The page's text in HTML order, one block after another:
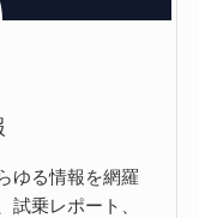
ゆる情報を網羅
乗レポート、